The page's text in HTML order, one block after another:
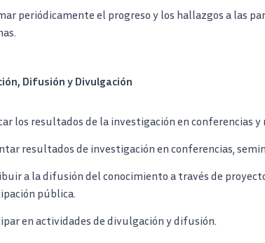
periódicamente el progreso y los hallazgos a las
Difusión y Divulgación
los resultados de la investigación en conferencias
resultados de investigación en conferencias,
a la difusión del conocimiento a través de
pública.
en actividades de divulgación y difusión.